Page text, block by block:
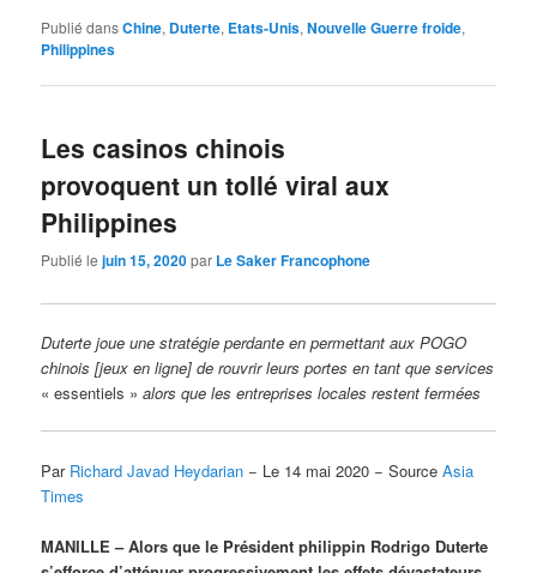
Publié dansChine, Duterte, Etats-Unis,Nouvelle Guerre froide,
Philippines
Les casinos chinois
provoquent un tollé viral aux
Philippines
Publié lejuin 15, 2020par Le Saker Francophone
Duterte joue une stratégie perdante en permettant aux POGO
chinois [jeux en ligne] de rouvrir leurs portes en tant que services
« essentiels » alors que les entreprises locales restent fermées
ParRichard Javad Heydarian − Le 14 mai 2020 − SourceAsia
Times
MANILLE – Alors que le Président philippin Rodrigo Duterte